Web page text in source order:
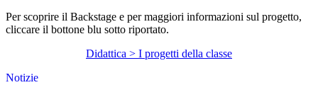
Per scoprire il Backstage e per maggiori informazioni sul progetto,
cliccare il bottone blu sotto riportato.
Didattica > I progetti della classe
Notizie